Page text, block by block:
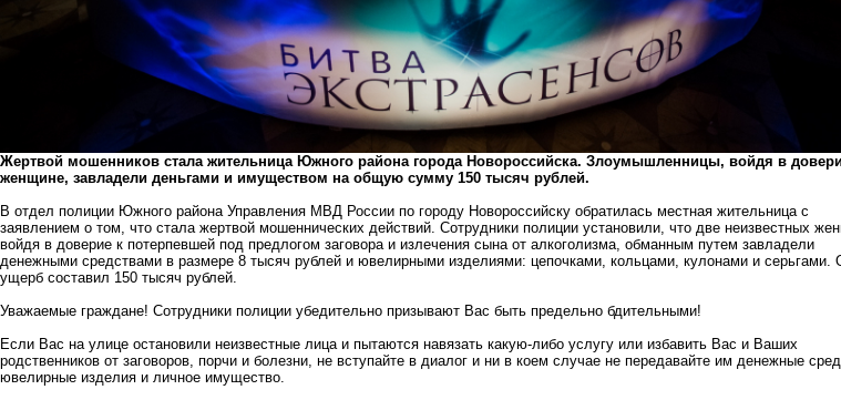
Жертвой мошенников стала жительница Южного района города Новороссийска. Злоумышленницы, войдя в
женщине, завладели деньгами и имуществом на общую сумму 150 тысяч рублей.
В отдел полиции Южного района Управления МВД России по городу Новороссийску обратилась местная жительница с
заявлением о том, что стала жертвой мошеннических действий. Сотрудники полиции установили, что две неизвестных
войдя в доверие к потерпевшей под предлогом заговора и излечения сына от алкоголизма, обманным путем завладели
денежными средствами в размере 8 тысяч рублей и ювелирными изделиями: цепочками, кольцами, кулонами и серьгами.
ущерб составил 150 тысяч рублей.
Уважаемые граждане! Сотрудники полиции убедительно призывают Вас быть предельно бдительными!
Если Вас на улице остановили неизвестные лица и пытаются навязать какую-либо услугу или избавить Вас и Ваших
родственников от заговоров, порчи и болезни, не вступайте в диалог и ни в коем случае не передавайте им денежные
ювелирные изделия и личное имущество.